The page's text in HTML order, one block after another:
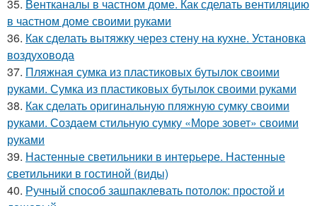
35. Вентканалы в частном доме. Как сделать вентиляцию
в частном доме своими руками
36. Как сделать вытяжку через стену на кухне. Установка
воздуховода
37. Пляжная сумка из пластиковых бутылок своими
руками. Сумка из пластиковых бутылок своими руками
38. Как сделать оригинальную пляжную сумку своими
руками. Создаем стильную сумку «Море зовет» своими
руками
39. Настенные светильники в интерьере. Настенные
светильники в гостиной (виды)
40. Ручный способ зашпаклевать потолок: простой и